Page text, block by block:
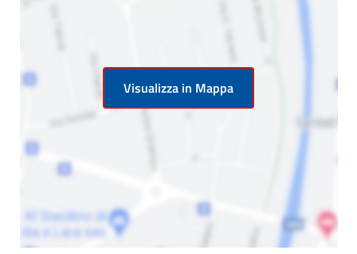
Visualizza in Mappa